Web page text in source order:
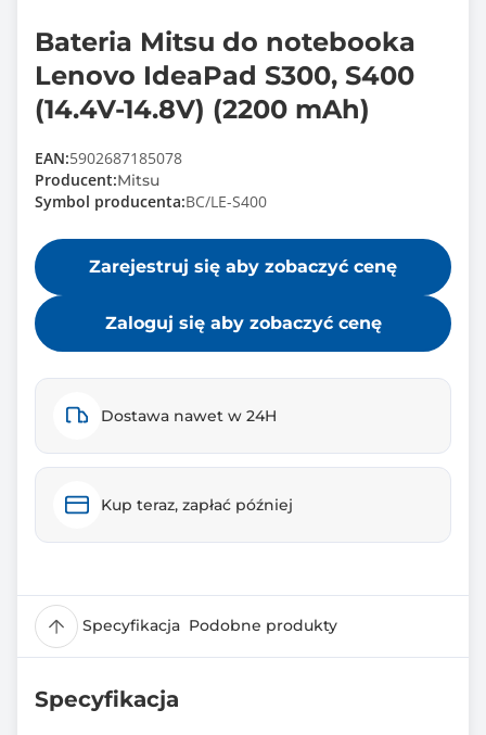
Bateria Mitsu do notebooka
Lenovo IdeaPad S300, S400
(14.4V-14.8V) (2200 mAh)
EAN:5902687185078
Producent:Mitsu
Symbol producenta:BC/LE-S400
Zarejestruj się aby zobaczyć cenę
Zaloguj się aby zobaczyć cenę
Dostawa nawet w 24H
Kup teraz, zapłać później
Specyfikacja Podobne produkty
Specyfikacja